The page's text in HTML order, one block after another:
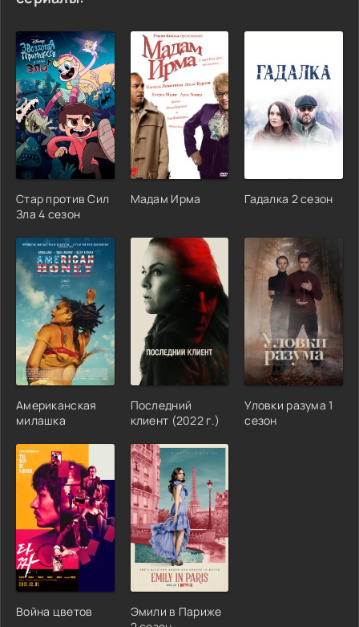
Стар против Сил
Зла 4 сезон
Мадам Ирма Гадалка 2 сезон
Американская
милашка
Последний
клиент (2022 г.)
Уловки разума 1
сезон
Война цветов
Эмили в Париже